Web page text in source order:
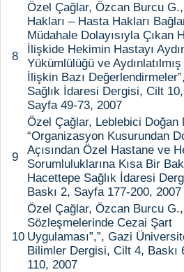
8
Özel Çağlar, Özcan Burcu
Hakları – Hasta Hakları
Müdahale Dolayısıyla Çıkan
İlişkide Hekimin Hastayı
Yükümlülüğü ve
İlişkin Bazı
Sağlık İdaresi Dergisi, Cilt
Sayfa 49-73, 2007
9
Özel Çağlar, Leblebici Doğan
“Organizasyon Kusurundan
Açısından Özel Hastane ve
Sorumluluklarına Kısa Bir
Hacettepe Sağlık İdaresi
Baskı 2, Sayfa 177-200, 2007
10
Özel Çağlar, Özcan Burcu G.,
Sözleşmelerinde Cezai Şart
Uygulaması”,”, Gazi
Bilimler Dergisi, Cilt 4, Baskı
110, 2007